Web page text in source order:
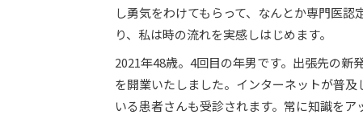
し勇気をわけてもらって、なんとか専門医
り、私は時の流れを実感しはじめます。
2021年48歳。4回目の年男です。出張先の
を開業いたしました。インターネットが普
いる患者さんも受診されます。常に知識を